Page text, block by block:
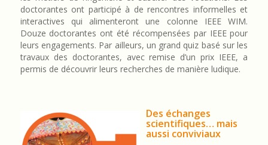
doctorantes ont participé à de rencontres informelles et
interactives qui alimenteront une colonne IEEE WIM.
Douze doctorantes ont été récompensées par IEEE pour
leurs engagements. Par ailleurs, un grand quiz basé sur les
travaux des doctorantes, avec remise d’un prix IEEE, a
permis de découvrir leurs recherches de manière ludique.
Des échanges
scientifiques… mais
aussi conviviaux